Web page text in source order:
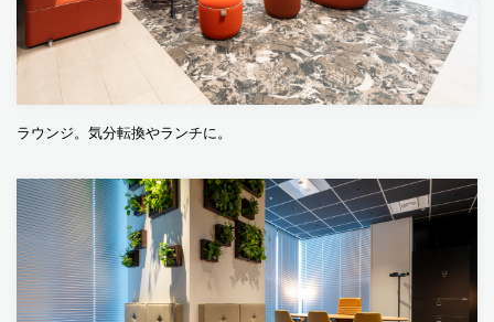
ラウンジ。気分転換やランチに。